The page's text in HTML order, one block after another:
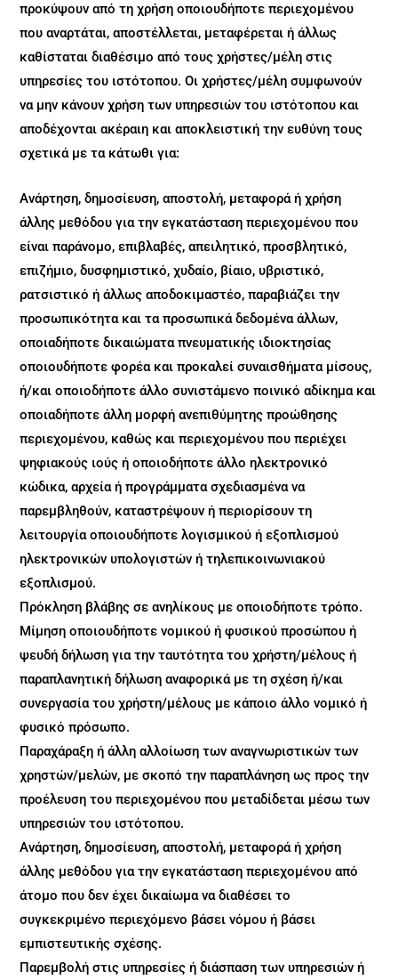
προκύψουν από τη χρήση οποιουδήποτε περιεχομένου
που αναρτάται, αποστέλλεται, μεταφέρεται ή άλλως
καθίσταται διαθέσιμο από τους χρήστες/μέλη στις
υπηρεσίες του ιστότοπου. Οι χρήστες/μέλη συμφωνούν
να μην κάνουν χρήση των υπηρεσιών του ιστότοπου και
αποδέχονται ακέραιη και αποκλειστική την ευθύνη τους
σχετικά με τα κάτωθι για:
Ανάρτηση, δημοσίευση, αποστολή, μεταφορά ή χρήση
άλλης μεθόδου για την εγκατάσταση περιεχομένου που
είναι παράνομο, επιβλαβές, απειλητικό, προσβλητικό,
επιζήμιο, δυσφημιστικό, χυδαίο, βίαιο, υβριστικό,
ρατσιστικό ή άλλως αποδοκιμαστέο, παραβιάζει την
προσωπικότητα και τα προσωπικά δεδομένα άλλων,
οποιαδήποτε δικαιώματα πνευματικής ιδιοκτησίας
οποιουδήποτε φορέα και προκαλεί συναισθήματα μίσους,
ή/και οποιοδήποτε άλλο συνιστάμενο ποινικό αδίκημα και
οποιαδήποτε άλλη μορφή ανεπιθύμητης προώθησης
περιεχομένου, καθώς και περιεχομένου που περιέχει
ψηφιακούς ιούς ή οποιοδήποτε άλλο ηλεκτρονικό
κώδικα, αρχεία ή προγράμματα σχεδιασμένα να
παρεμβληθούν, καταστρέψουν ή περιορίσουν τη
λειτουργία οποιουδήποτε λογισμικού ή εξοπλισμού
ηλεκτρονικών υπολογιστών ή τηλεπικοινωνιακού
εξοπλισμού.
Πρόκληση βλάβης σε ανηλίκους με οποιοδήποτε τρόπο.
Μίμηση οποιουδήποτε νομικού ή φυσικού προσώπου ή
ψευδή δήλωση για την ταυτότητα του χρήστη/μέλους ή
παραπλανητική δήλωση αναφορικά με τη σχέση ή/και
συνεργασία του χρήστη/μέλους με κάποιο άλλο νομικό ή
φυσικό πρόσωπο.
Παραχάραξη ή άλλη αλλοίωση των αναγνωριστικών των
χρηστών/μελών, με σκοπό την παραπλάνηση ως προς την
προέλευση του περιεχομένου που μεταδίδεται μέσω των
υπηρεσιών του ιστότοπου.
Ανάρτηση, δημοσίευση, αποστολή, μεταφορά ή χρήση
άλλης μεθόδου για την εγκατάσταση περιεχομένου από
άτομο που δεν έχει δικαίωμα να διαθέσει το
συγκεκριμένο περιεχόμενο βάσει νόμου ή βάσει
εμπιστευτικής σχέσης.
Παρεμβολή στις υπηρεσίες ή διάσπαση των υπηρεσιών ή